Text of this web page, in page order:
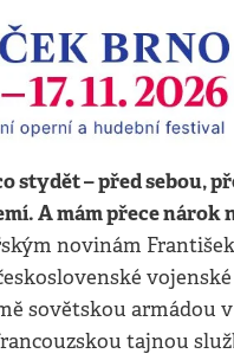
stydět – před sebou,
A mám přece nárok
novinám František
sovětskou armádou v
tajnou